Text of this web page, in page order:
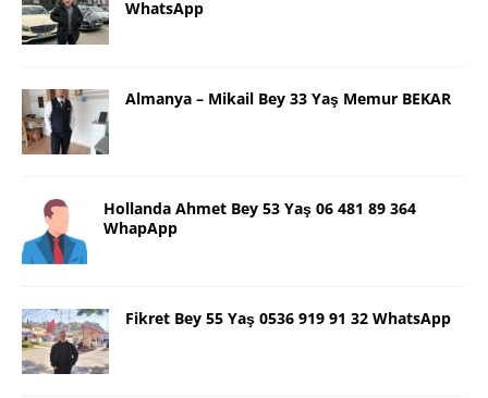
WhatsApp
Almanya – Mikail Bey 33 Yaş Memur BEKAR
Hollanda Ahmet Bey 53 Yaş 06 481 89 364
WhapApp
Fikret Bey 55 Yaş 0536 919 91 32 WhatsApp